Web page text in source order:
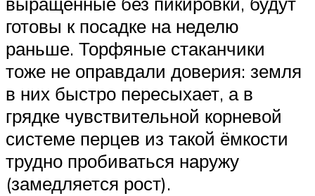
готовы к посадке на неделю
раньше. Торфяные стаканчики
тоже не оправдали доверия: земля
в них быстро пересыхает, а в
грядке чувствительной корневой
системе перцев из такой ёмкости
трудно пробиваться наружу
(замедляется рост).